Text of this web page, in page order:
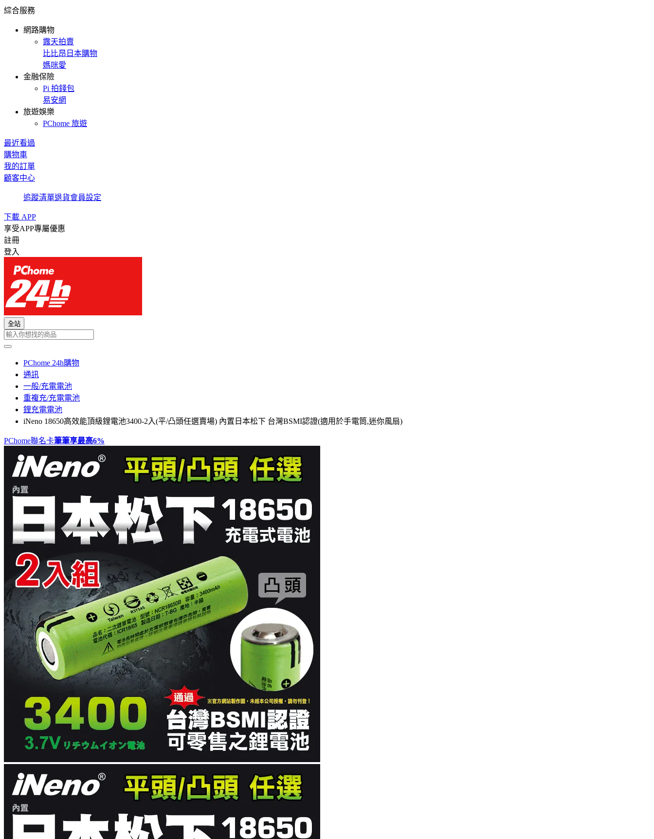
綜合服務
網路購物
露天拍賣
比比昂日本購物
媽咪愛
金融保險
Pi 拍錢包
易安網
旅遊娛樂
PChome 旅遊
最近看過
購物車
我的訂單
顧客中心
追蹤清單退貨會員設定
下載 APP
享受APP專屬優惠
註冊
登入
全站
PChome 24h購物
通訊
一般/充電電池
重複充/充電電池
鋰充電電池
iNeno 18650高效能頂級鋰電池3400-2入(平/凸頭任選賣場) 內置日本松下 台灣BSMI認證(適用於手電筒,迷你風扇)
PChome聯名卡筆筆享最高6%